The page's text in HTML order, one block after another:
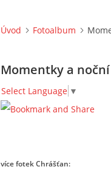
Úvod Fotoalbum
Momentky a
Select Language ▼
více fotek Chrášťan: